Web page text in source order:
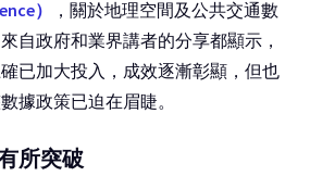
）
，關於地理空間及公共交通數
自政府和業界講者的分享都顯示，
已加大投入，成效逐漸彰顯，但也
據政策已迫在眉睫。
所突破